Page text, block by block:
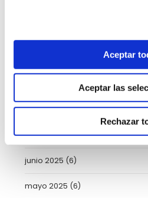
Aceptar
Aceptar las
Rechazar
septiembre 2025(2)
agosto 2025(2)
julio 2025(7)
junio 2025 (6)
mayo 2025 (6)